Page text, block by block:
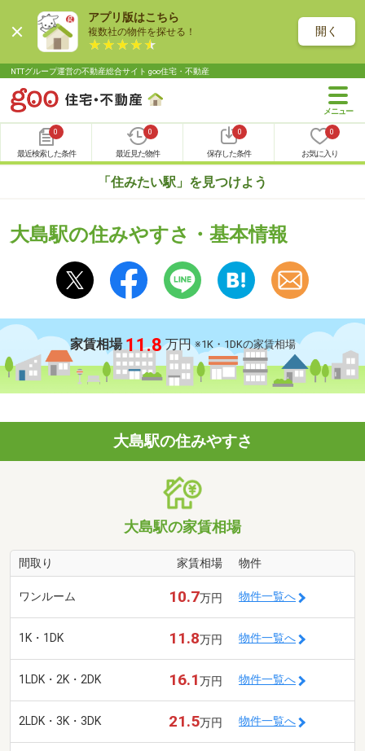
アプリ版はこちら
複数社の物件を探せる！ 開く
NTTグループ運営の不動産総合サイト goo住宅・不動産
0
最近検索した条件
0
最近見た物件
0
保存した条件
0
お気に入り
「住みたい駅」を見つけよう
大島駅の住みやすさ・基本情報
家賃相場 11.8 万円 ※1K・1DKの家賃相場
大島駅の住みやすさ
大島駅の家賃相場
間取り 家賃相場 物件
ワンルーム 10.7万円 物件一覧へ
1K・1DK 11.8万円 物件一覧へ
1LDK・2K・2DK 16.1万円 物件一覧へ
2LDK・3K・3DK 21.5万円 物件一覧へ